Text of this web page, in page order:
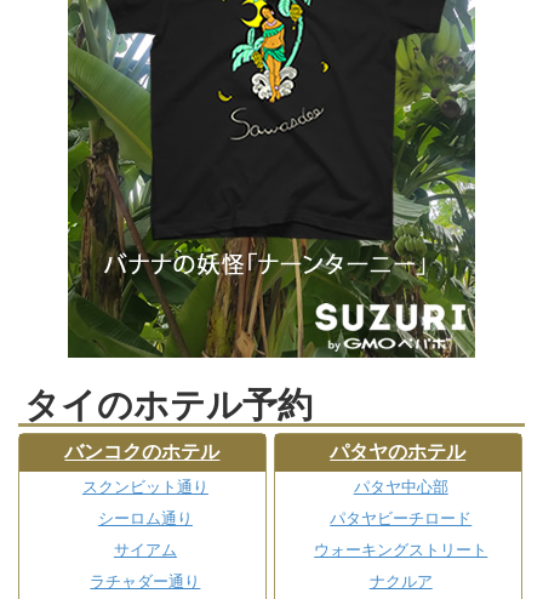
タイのホテル予約
バンコクのホテル
スクンビット通り
シーロム通り
サイアム
ラチャダー通り
パタヤのホテル
パタヤ中心部
パタヤビーチロード
ウォーキングストリート
ナクルア